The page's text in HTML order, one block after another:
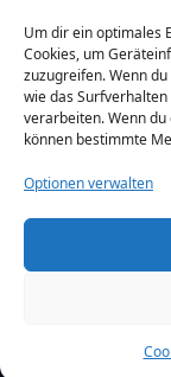
Um dir ein optimales
Cookies, um
zuzugreifen. Wenn
wie das
verarbeiten. Wenn
können bestimmte
Optionen verwalten
© 2026 Otaku